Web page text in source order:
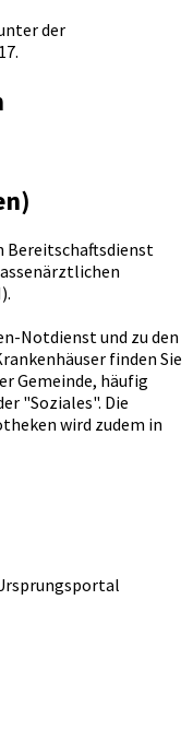
der
Bereitschaftsdienst
Notdienst und zu den
finden Sie
Gemeinde, häufig
"Soziales". Die
wird zudem in